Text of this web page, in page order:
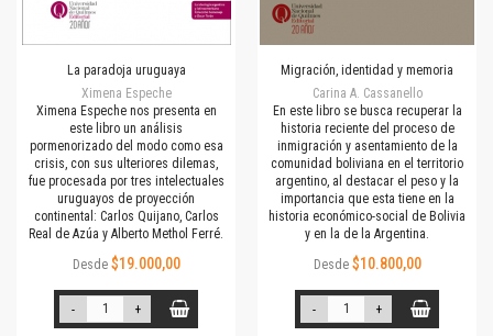
La paradoja uruguaya
Ximena Espeche
Ximena Espeche nos presenta en
este libro un análisis
pormenorizado del modo como esa
crisis, con sus ulteriores dilemas,
fue procesada por tres intelectuales
uruguayos de proyección
continental: Carlos Quijano, Carlos
Real de Azúa y Alberto Methol Ferré.
Desde $19.000,00
- +
Migración, identidad y memoria
Carina A. Cassanello
En este libro se busca recuperar la
historia reciente del proceso de
inmigración y asentamiento de la
comunidad boliviana en el territorio
argentino, al destacar el peso y la
importancia que esta tiene en la
historia económico-social de Bolivia
y en la de la Argentina.
Desde $10.800,00
- +